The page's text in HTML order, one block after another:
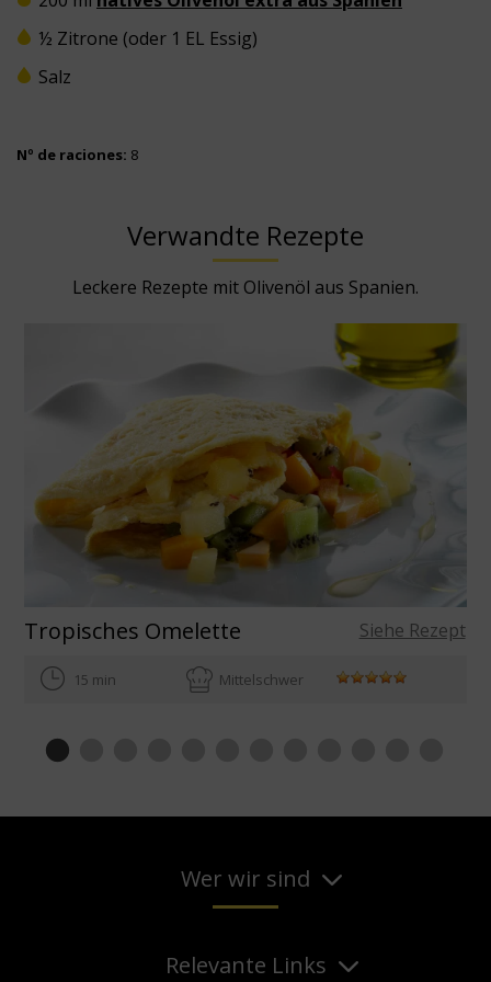
½ Zitrone (oder 1 EL Essig)
Salz
Nº de raciones: 8
Verwandte Rezepte
Leckere Rezepte mit Olivenöl aus Spanien.
Tropisches Omelette Siehe Rezept
15 min Mittelschwer
Wer wir sind
Relevante Links